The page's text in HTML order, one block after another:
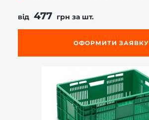
від 477 грн за шт.
ОФОРМИТИ ЗАЯВКУ